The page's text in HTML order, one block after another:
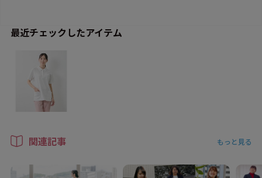
最近チェックしたアイテム
関連記事 もっと見る